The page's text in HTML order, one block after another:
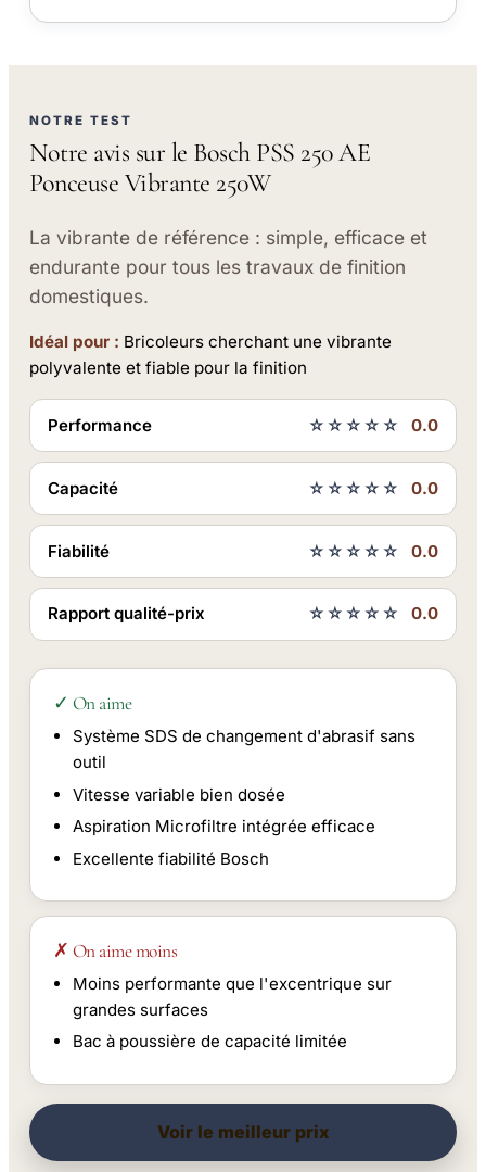
NOTRE TEST
Notre avis sur le Bosch PSS 250 AE
Ponceuse Vibrante 250W
La vibrante de référence : simple, efficace et
endurante pour tous les travaux de finition
domestiques.
Idéal pour : Bricoleurs cherchant une vibrante
polyvalente et fiable pour la finition
Performance ☆☆☆☆☆ 0.0
Capacité ☆☆☆☆☆ 0.0
Fiabilité ☆☆☆☆☆ 0.0
Rapport qualité-prix ☆☆☆☆☆ 0.0
✓ On aime
Système SDS de changement d'abrasif sans
outil
Vitesse variable bien dosée
Aspiration Microfiltre intégrée efficace
Excellente fiabilité Bosch
✗ On aime moins
Moins performante que l'excentrique sur
grandes surfaces
Bac à poussière de capacité limitée
Voir le meilleur prix